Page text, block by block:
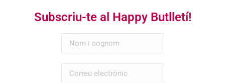
Subscriu-te al Happy Butlletí!